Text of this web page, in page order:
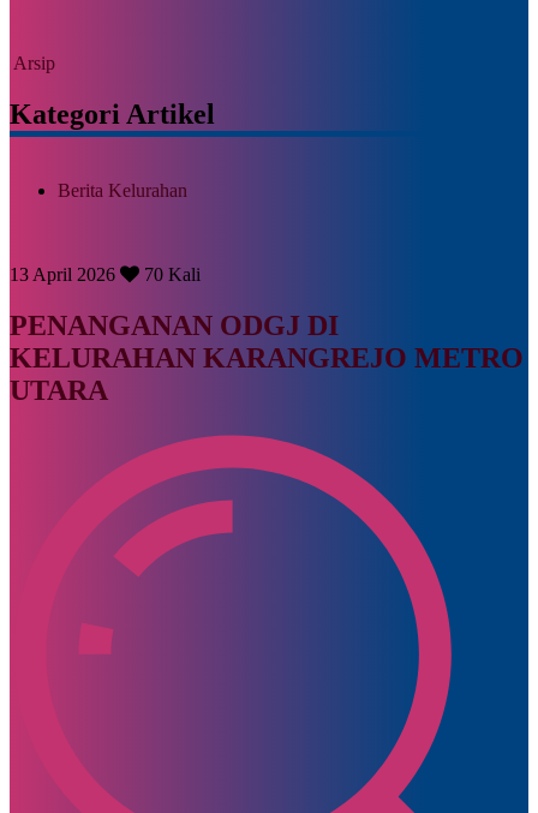
Arsip
Kategori Artikel
Berita Kelurahan
13 April 2026 70 Kali
PENANGANAN ODGJ DI
KELURAHAN KARANGREJO METRO
UTARA